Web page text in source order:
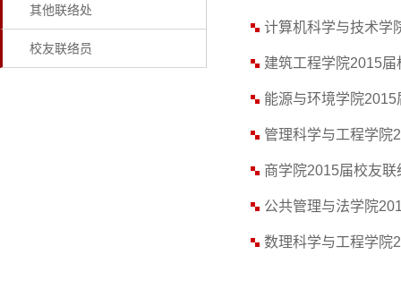
其他联络处
校友联络员
计算机科学与技术学
建筑工程学院2015
能源与环境学院
管理科学与工程学院
商学院2015届校友
公共管理与法学院
数理科学与工程学院